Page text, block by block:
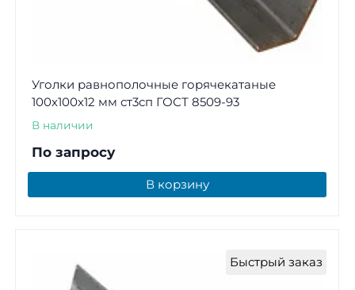
Уголки равнополочные горячекатаные
100х100х12 мм ст3сп ГОСТ 8509-93
В наличии
По запросу
В корзину
Быстрый заказ